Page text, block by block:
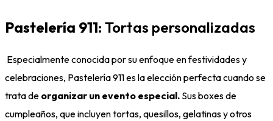
Pastelería 911: Tortas personalizadas
Especialmente conocida por su enfoque en festividades y
celebraciones, Pastelería 911 es la elección perfecta cuando se
trata de organizar un evento especial. Sus boxes de
cumpleaños, que incluyen tortas, quesillos, gelatinas y otros